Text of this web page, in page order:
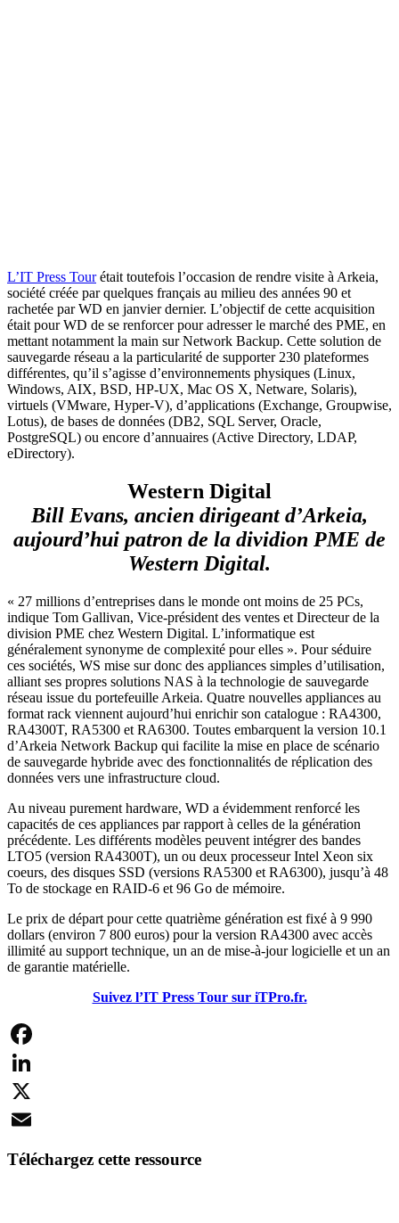
L’IT Press Tourétait toutefois l’occasion de rendre visite à Arkeia,
société créée par quelques français au milieu des années 90 et
rachetée par WD en janvier dernier. L’objectif de cette acquisition
était pour WD de se renforcer pour adresser le marché des PME, en
mettant notamment la main sur Network Backup. Cette solution de
sauvegarde réseau a la particularité de supporter 230 plateformes
différentes, qu’il s’agisse d’environnements physiques (Linux,
Windows, AIX, BSD, HP-UX, Mac OS X, Netware, Solaris),
virtuels (VMware, Hyper-V), d’applications (Exchange, Groupwise,
Lotus), de bases de données (DB2, SQL Server, Oracle,
PostgreSQL) ou encore d’annuaires (Active Directory, LDAP,
eDirectory).
Western Digital
Bill Evans, ancien dirigeant d’Arkeia,
aujourd’hui patron de la dividion PME de
Western Digital.
« 27 millions d’entreprises dans le monde ont moins de 25 PCs,
indique Tom Gallivan, Vice-président des ventes et Directeur de la
division PME chez Western Digital. L’informatique est
généralement synonyme de complexité pour elles ». Pour séduire
ces sociétés, WS mise sur donc des appliances simples d’utilisation,
alliant ses propres solutions NAS à la technologie de sauvegarde
réseau issue du portefeuille Arkeia. Quatre nouvelles appliances au
format rack viennent aujourd’hui enrichir son catalogue : RA4300,
RA4300T, RA5300 et RA6300. Toutes embarquent la version 10.1
d’Arkeia Network Backup qui facilite la mise en place de scénario
de sauvegarde hybride avec des fonctionnalités de réplication des
données vers une infrastructure cloud.
Au niveau purement hardware, WD a évidemment renforcé les
capacités de ces appliances par rapport à celles de la génération
précédente. Les différents modèles peuvent intégrer des bandes
LTO5 (version RA4300T), un ou deux processeur Intel Xeon six
coeurs, des disques SSD (versions RA5300 et RA6300), jusqu’à 48
To de stockage en RAID-6 et 96 Go de mémoire.
Le prix de départ pour cette quatrième génération est fixé à 9 990
dollars (environ 7 800 euros) pour la version RA4300 avec accès
illimité au support technique, un an de mise-à-jour logicielle et un an
de garantie matérielle.
Suivez l’IT Press Tour sur iTPro.fr.
Facebook
LinkedIn
X
Téléchargez cette ressource